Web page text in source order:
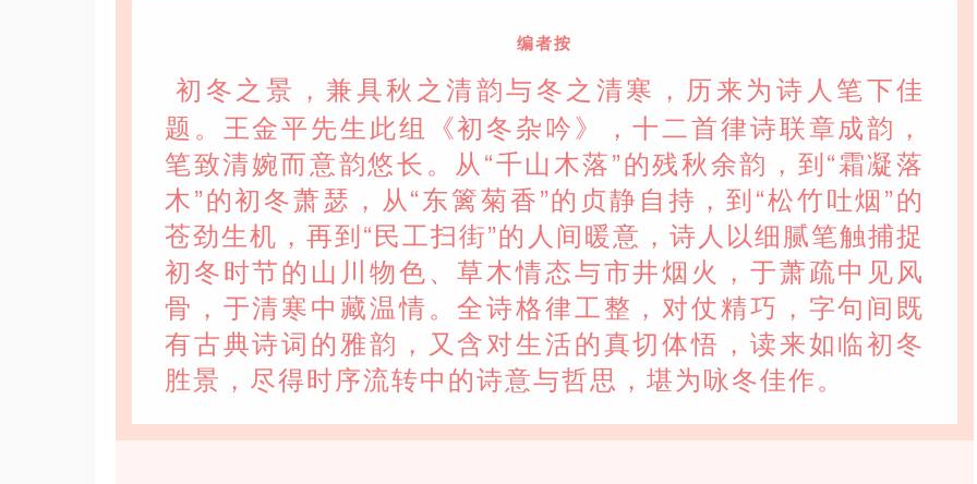
编者按
初冬之景，兼具秋之清韵与冬之清寒，历来为诗人笔下佳
题。王金平先生此组《初冬杂吟》，十二首律诗联章成韵，
笔致清婉而意韵悠长。从“千山木落”的残秋余韵，到“霜凝落
木”的初冬萧瑟，从“东篱菊香”的贞静自持，到“松竹吐烟”的
苍劲生机，再到“民工扫街”的人间暖意，诗人以细腻笔触捕捉
初冬时节的山川物色、草木情态与市井烟火，于萧疏中见风
骨，于清寒中藏温情。全诗格律工整，对仗精巧，字句间既
有古典诗词的雅韵，又含对生活的真切体悟，读来如临初冬
胜景，尽得时序流转中的诗意与哲思，堪为咏冬佳作。